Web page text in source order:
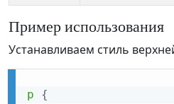
Пример использования
Устанавливаем стиль
p
{